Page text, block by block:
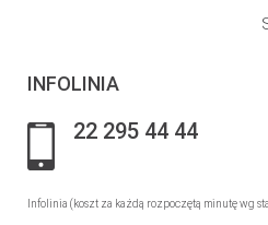
INFOLINIA
22 295 44 44
Infolinia (koszt za każdą rozpoczętą minutę wg